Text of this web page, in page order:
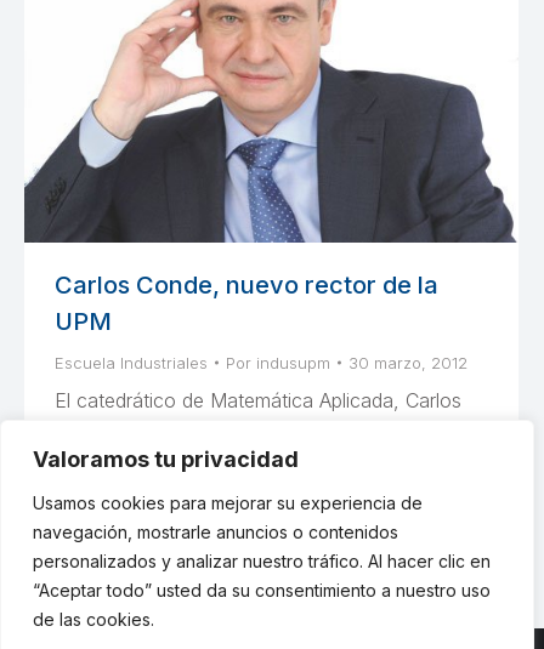
Valoramos tu privacidad
Usamos cookies para mejorar su experiencia de
navegación, mostrarle anuncios o contenidos
personalizados y analizar nuestro tráfico. Al hacer clic en
“Aceptar todo” usted da su consentimiento a nuestro uso
de las cookies.
Carlos Conde, nuevo rector de la
UPM
Escuela Industriales Por indusupm 30 marzo, 2012
El catedrático de Matemática Aplicada, Carlos
obtener el 51,7% del voto ponderado, según
resultados provisionales.